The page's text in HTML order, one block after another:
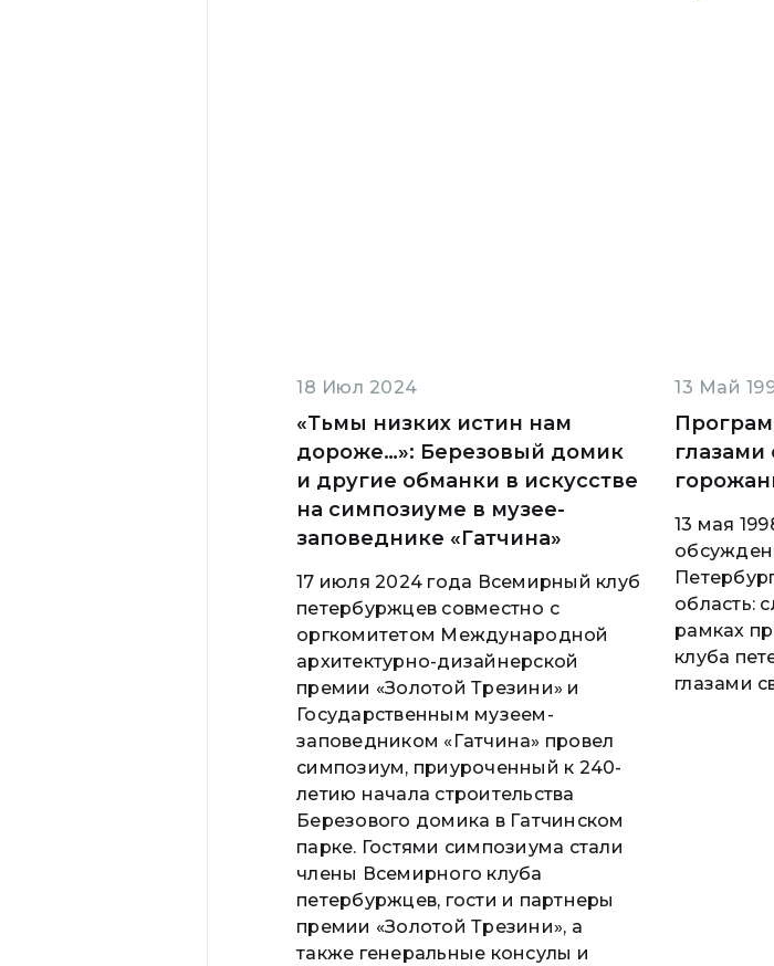
18 Июл 2024
«Тьмы низких истин нам
дороже…»: Березовый домик
и другие обманки в искусстве
на симпозиуме в музее-
заповеднике «Гатчина»
17 июля 2024 года Всемирный клуб
петербуржцев совместно с
оргкомитетом Международной
архитектурно-дизайнерской
премии «Золотой Трезини» и
Государственным музеем-
заповедником «Гатчина» провел
симпозиум, приуроченный к 240-
летию начала строительства
Березового домика в Гатчинском
парке. Гостями симпозиума стали
члены Всемирного клуба
петербуржцев, гости и партнеры
премии «Золотой Трезини», а
также генеральные консулы и
13 Май
13 мая
область:
рамках
клуба
глазами